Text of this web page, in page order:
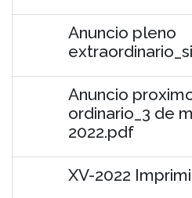
Anuncio pleno
Anuncio
ordinario_3 de
2022.pdf
XV-2022